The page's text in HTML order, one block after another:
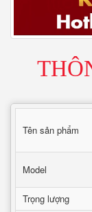
Tên sản phẩm
Model
Trọng lượng